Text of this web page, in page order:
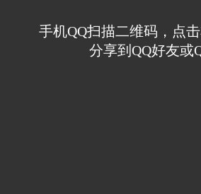
手机QQ扫描二维码，点击
分享到QQ好友或